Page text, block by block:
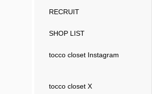
RECRUIT
SHOP LIST
tocco closet Instagram
tocco closet X